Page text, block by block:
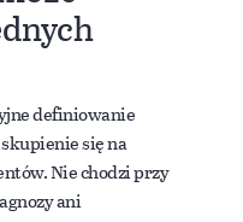
definiowanie
się na
Nie chodzi przy
ani